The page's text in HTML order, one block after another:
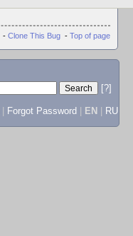
- Clone This Bug - Top of page
[?]
Forgot Password EN RU